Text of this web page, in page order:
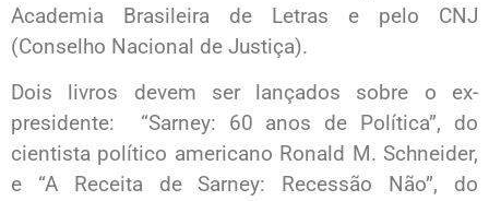
Academia Brasileira de Letras e pelo CNJ
(Conselho Nacional de Justiça).
Dois livros devem ser lançados sobre o ex-
presidente: “Sarney: 60 anos de Política”, do
cientista político americano Ronald M. Schneider,
e “A Receita de Sarney: Recessão Não”, do